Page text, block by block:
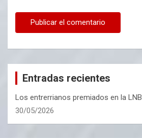
Entradas recientes
Los entrerrianos premiados en la LNB
30/05/2026